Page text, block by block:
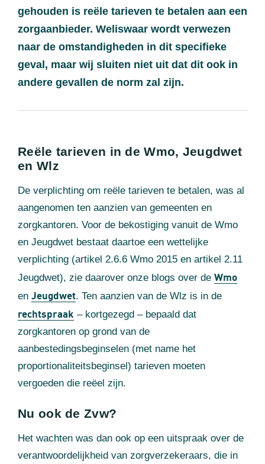
gehouden is reële tarieven te betalen aan een
zorgaanbieder. Weliswaar wordt verwezen
naar de omstandigheden in dit specifieke
geval, maar wij sluiten niet uit dat dit ook in
andere gevallen de norm zal zijn.
Reële tarieven in de Wmo, Jeugdwet
en Wlz
De verplichting om reële tarieven te betalen, was al
aangenomen ten aanzien van gemeenten en
zorgkantoren. Voor de bekostiging vanuit de Wmo
en Jeugdwet bestaat daartoe een wettelijke
verplichting (artikel 2.6.6 Wmo 2015 en artikel 2.11
Jeugdwet), zie daarover onze blogs over de Wmo
en Jeugdwet. Ten aanzien van de Wlz is in de
rechtspraak – kortgezegd – bepaald dat
zorgkantoren op grond van de
aanbestedingsbeginselen (met name het
proportionaliteitsbeginsel) tarieven moeten
vergoeden die reëel zijn.
Nu ook de Zvw?
Het wachten was dan ook op een uitspraak over de
verantwoordelijkheid van zorgverzekeraars, die in